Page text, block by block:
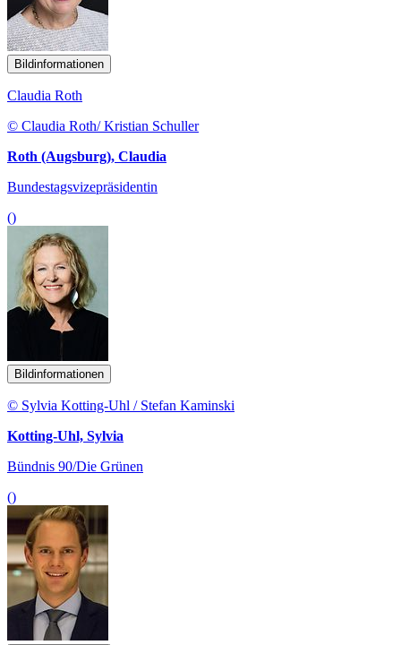
Bildinformationen
Claudia Roth
© Claudia Roth/ Kristian Schuller
Roth (Augsburg), Claudia
Bundestagsvizepräsidentin
()
Bildinformationen
© Sylvia Kotting-Uhl / Stefan Kaminski
Kotting-Uhl, Sylvia
Bündnis 90/Die Grünen
()